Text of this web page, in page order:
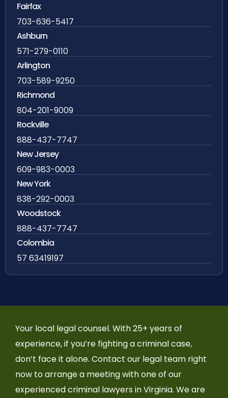
Fairfax
703-636-5417
Ashburn
571-279-0110
Arlington
703-589-9250
Richmond
804-201-9009
Rockville
888-437-7747
New Jersey
609-983-0003
New York
838-292-0003
Woodstock
888-437-7747
Colombia
57 63419197
Your local legal counsel. With 25+ years of
experience, if you’re fighting a criminal case,
don’t face it alone. Contact our legal team right
now to arrange a meeting with one of our
experienced criminal lawyers in Virginia. We are